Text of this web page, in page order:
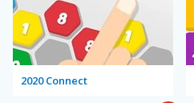
2020 Connect